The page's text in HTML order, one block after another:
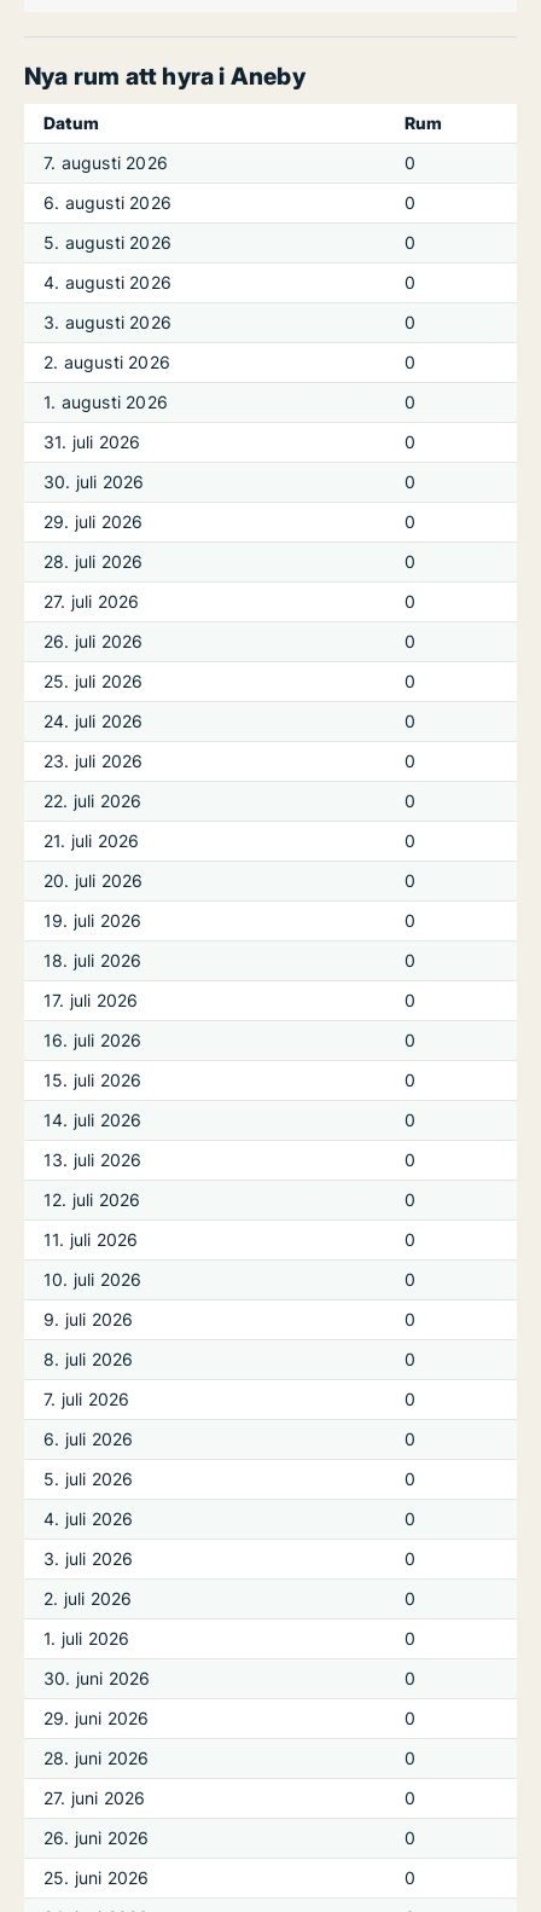
Nya rum att hyra i Aneby
Datum
Rum
7. augusti 2026
0
6. augusti 2026
0
5. augusti 2026
0
4. augusti 2026
0
3. augusti 2026
0
2. augusti 2026
0
1. augusti 2026
0
31. juli 2026
0
30. juli 2026
0
29. juli 2026
0
28. juli 2026
0
27. juli 2026
0
26. juli 2026
0
25. juli 2026
0
24. juli 2026
0
23. juli 2026
0
22. juli 2026
0
21. juli 2026
0
20. juli 2026
0
19. juli 2026
0
18. juli 2026
0
17. juli 2026
0
16. juli 2026
0
15. juli 2026
0
14. juli 2026
0
13. juli 2026
0
12. juli 2026
0
11. juli 2026
0
10. juli 2026
0
9. juli 2026
0
8. juli 2026
0
7. juli 2026
0
6. juli 2026
0
5. juli 2026
0
4. juli 2026
0
3. juli 2026
0
2. juli 2026
0
1. juli 2026
0
30. juni 2026
0
29. juni 2026
0
28. juni 2026
0
27. juni 2026
0
26. juni 2026
0
25. juni 2026
0